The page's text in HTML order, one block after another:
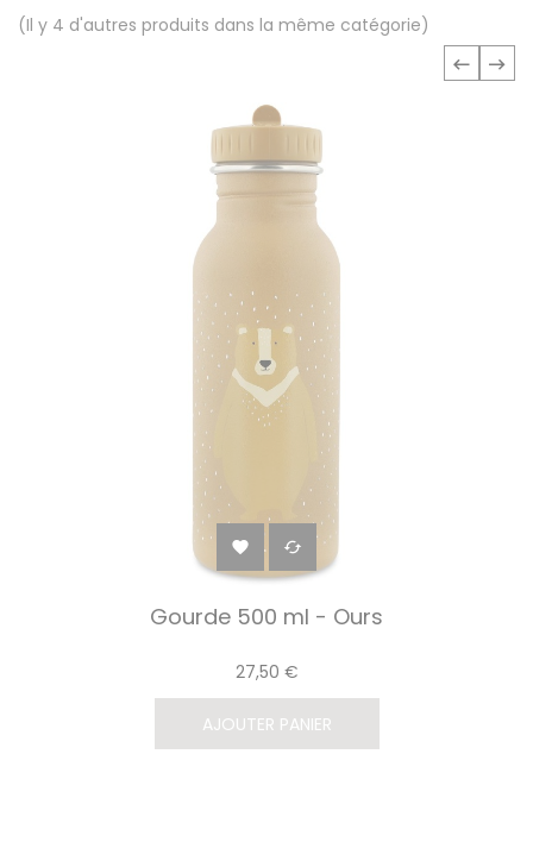
(Il y 4 d'autres produits dans la même catégorie)
 
Gourde 500 ml - Ours
27,50 €
AJOUTER PANIER